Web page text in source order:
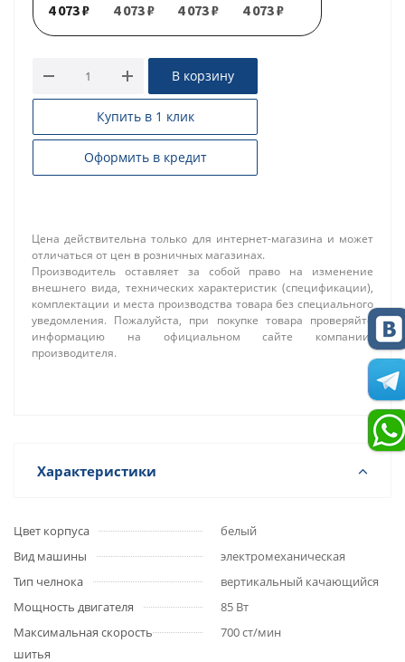
4 073 ₽ 4 073 ₽ 4 073 ₽ 4 073 ₽
В корзину
Купить в 1 клик
Оформить в кредит
Цена действительна только для интернет-магазина и может
отличаться от цен в розничных магазинах.
Производитель оставляет за собой право на изменение
внешнего вида, технических характеристик (спецификации),
комплектации и места производства товара без специального
уведомления. Пожалуйста, при покупке товара проверяйте
информацию на официальном сайте компании-
производителя.
Характеристики
Цвет корпуса
белый
Вид машины
электромеханическая
Тип челнока
вертикальный качающийся
Мощность двигателя
85 Вт
Максимальная скорость
шитья
700 ст/мин